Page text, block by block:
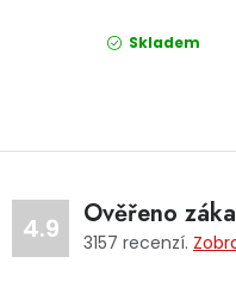
Skladem
4.9 Ověřeno
3157 recenzí.